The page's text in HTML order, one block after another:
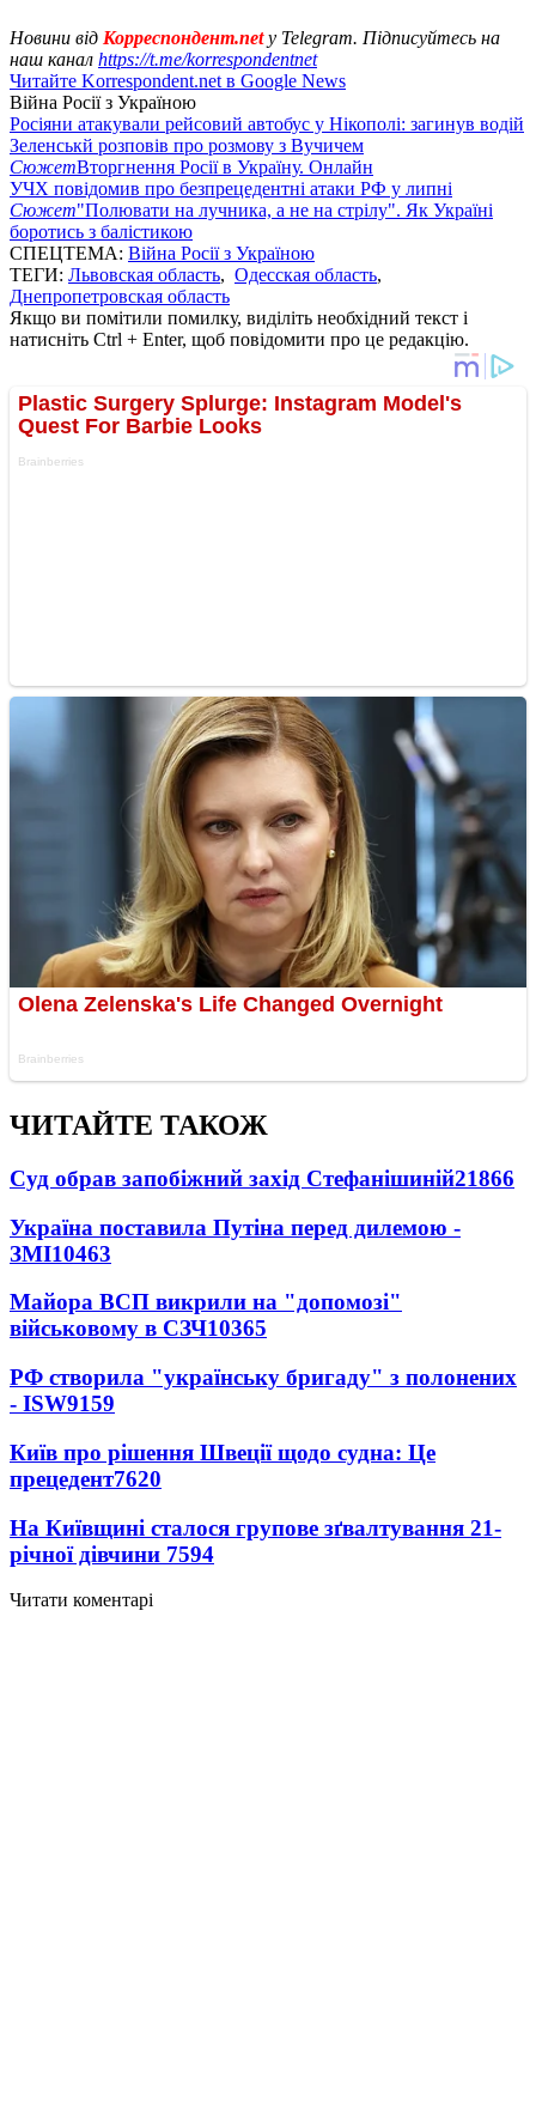
Новини від Корреспондент.netу Telegram. Підписуйтесь на
наш канал https://t.me/korrespondentnet
Читайте Korrespondent.net в Google News
Війна Росії з Україною
Росіяни атакували рейсовий автобус у Нікополі: загинув водій
Зеленськй розповів про розмову з Вучичем
СюжетВторгнення Росії в Україну. Онлайн
УЧХ повідомив про безпрецедентні атаки РФ у липні
Сюжет"Полювати на лучника, а не на стрілу". Як Україні
боротись з балістикою
СПЕЦТЕМА: Війна Росії з Україною
ТЕГИ: Львовская область, Одесская область,
Днепропетровская область
Якщо ви помітили помилку, виділіть необхідний текст і
натисніть Ctrl + Enter, щоб повідомити про це редакцію.
ЧИТАЙТЕ ТАКОЖ
Суд обрав запобіжний захід Стефанішиній21866
Україна поставила Путіна перед дилемою -
ЗМІ10463
Майора ВСП викрили на "допомозі"
військовому в СЗЧ10365
РФ створила "українську бригаду" з полонених
- ISW9159
Київ про рішення Швеції щодо судна: Це
прецедент7620
На Київщині сталося групове зґвалтування 21-
річної дівчини 7594
Читати коментарі